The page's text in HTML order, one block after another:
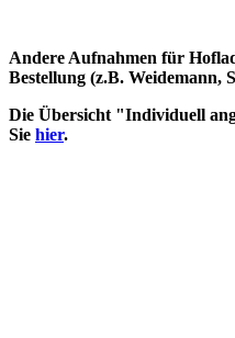
Andere Aufnahmen für
Bestellung (z.B. Weidemann,
Die Übersicht "Individuell
Sie hier.